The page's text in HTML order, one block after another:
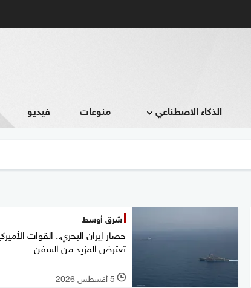
الذكاء الاصطناعي منوعات فيديو
شرق أوسط
حصار إيران البحري.. القوات
تعترض المزيد من السفن
l 5 أغسطس 2026